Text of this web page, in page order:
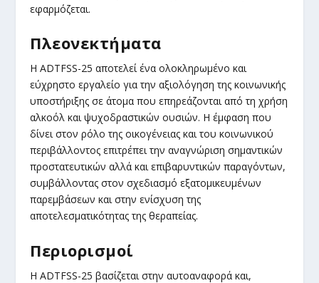
εφαρμόζεται.
Πλεονεκτήματα
Η ADTFSS-25 αποτελεί ένα ολοκληρωμένο και
εύχρηστο εργαλείο για την αξιολόγηση της κοινωνικής
υποστήριξης σε άτομα που επηρεάζονται από τη χρήση
αλκοόλ και ψυχοδραστικών ουσιών. Η έμφαση που
δίνει στον ρόλο της οικογένειας και του κοινωνικού
περιβάλλοντος επιτρέπει την αναγνώριση σημαντικών
προστατευτικών αλλά και επιβαρυντικών παραγόντων,
συμβάλλοντας στον σχεδιασμό εξατομικευμένων
παρεμβάσεων και στην ενίσχυση της
αποτελεσματικότητας της θεραπείας.
Περιορισμοί
Η ADTFSS-25 βασίζεται στην αυτοαναφορά και,